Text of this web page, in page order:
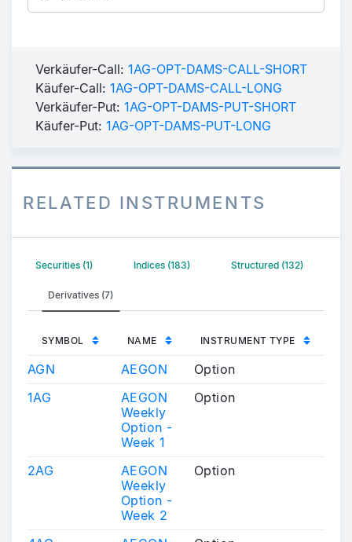
Verkäufer-Call: 1AG-OPT-DAMS-CALL-SHORT
Käufer-Call: 1AG-OPT-DAMS-CALL-LONG
Verkäufer-Put: 1AG-OPT-DAMS-PUT-SHORT
Käufer-Put: 1AG-OPT-DAMS-PUT-LONG
RELATED INSTRUMENTS
Securities (1) Indices (183) Structured (132)
Derivatives (7)
SYMBOL NAME INSTRUMENT TYPE
AGN AEGON
Option
1AG
AEGON
Weekly
Option -
Week 1
Option
2AG
AEGON
Weekly
Option -
Week 2
Option